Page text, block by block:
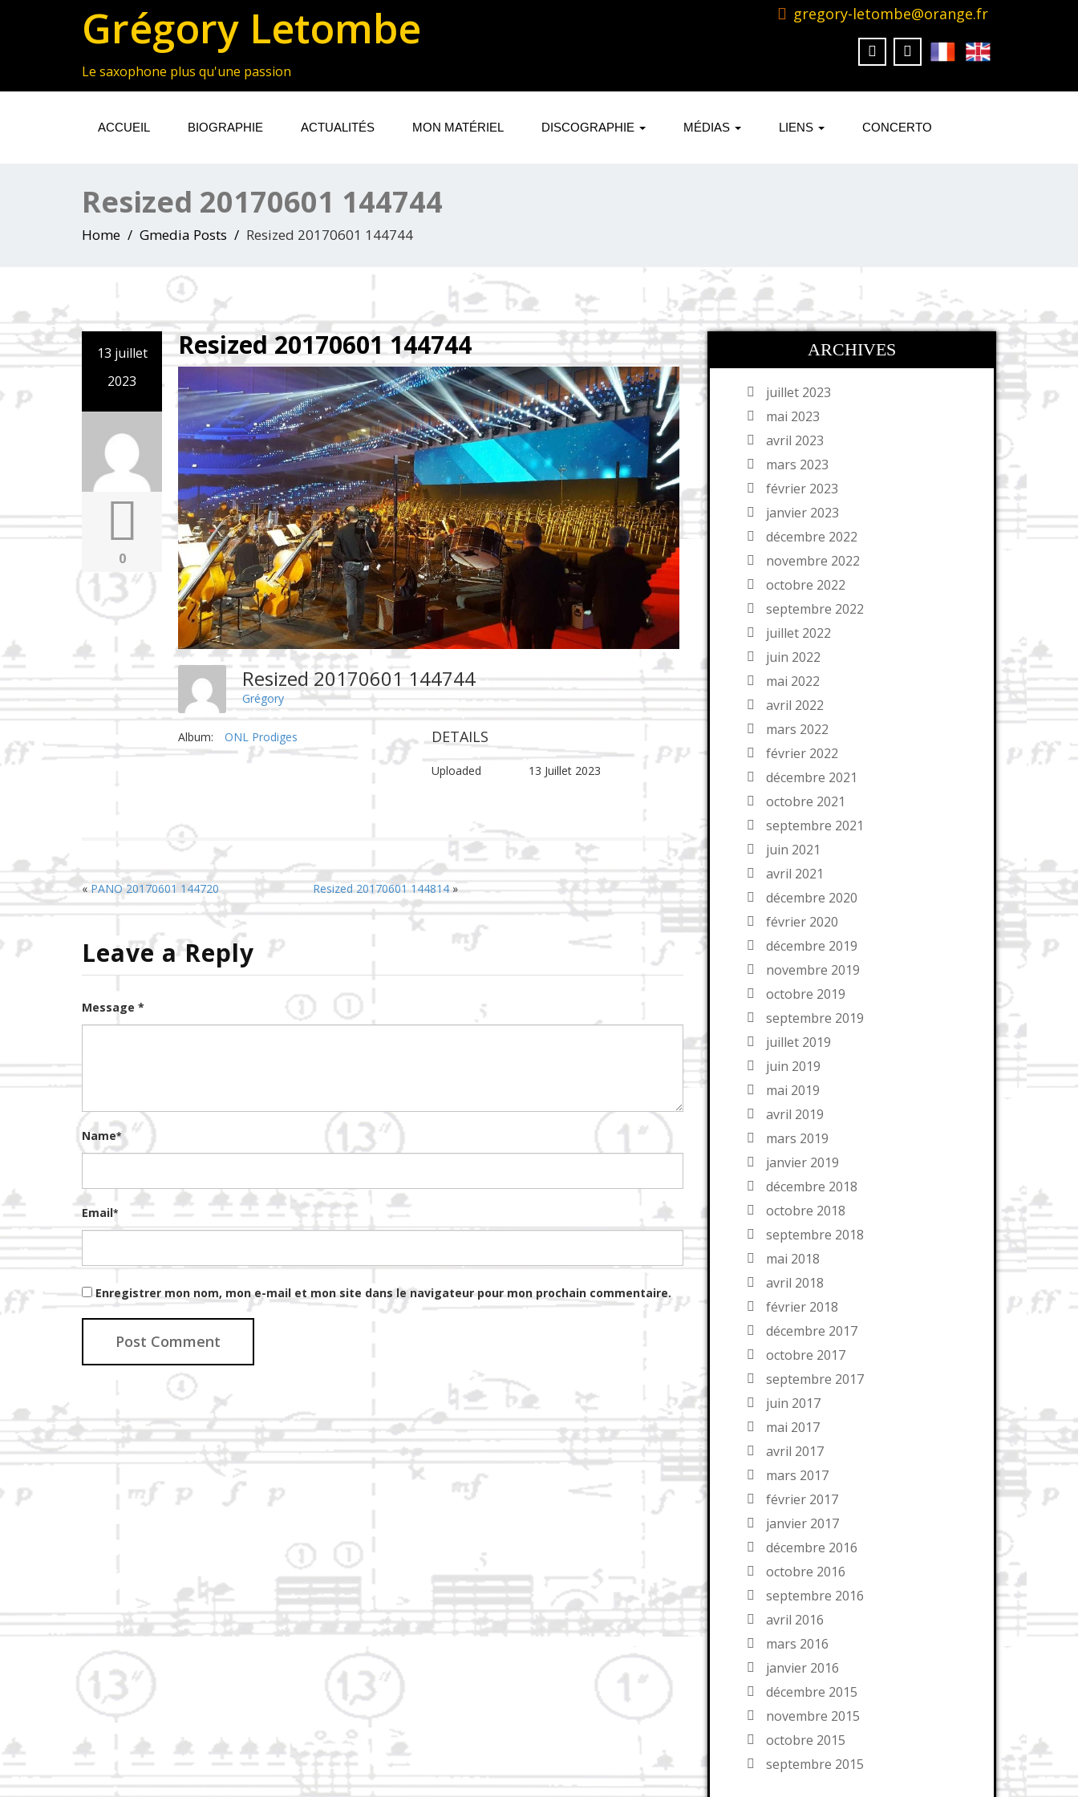
Grégory Letombe
Le saxophone plus qu'une passion
gregory-letombe@orange.fr
ACCUEIL BIOGRAPHIE ACTUALITÉS MON MATÉRIEL DISCOGRAPHIE MÉDIAS LIENS CONCERTO
Resized 20170601 144744
Home Gmedia Posts Resized 20170601 144744
13 juillet
2023
0
Resized 20170601 144744
Resized 20170601 144744
Grégory
Album: ONL Prodiges DETAILS
Uploaded 13 Juillet 2023
«PANO 20170601 144720 Resized 20170601 144814»
Leave a Reply
Message *
Name*
Email*
Enregistrer mon nom, mon e-mail et mon site dans le navigateur pour mon prochain commentaire.
ARCHIVES
juillet 2023
mai 2023
avril 2023
mars 2023
février 2023
janvier 2023
décembre 2022
novembre 2022
octobre 2022
septembre 2022
juillet 2022
juin 2022
mai 2022
avril 2022
mars 2022
février 2022
décembre 2021
octobre 2021
septembre 2021
juin 2021
avril 2021
décembre 2020
février 2020
décembre 2019
novembre 2019
octobre 2019
septembre 2019
juillet 2019
juin 2019
mai 2019
avril 2019
mars 2019
janvier 2019
décembre 2018
octobre 2018
septembre 2018
mai 2018
avril 2018
février 2018
décembre 2017
octobre 2017
septembre 2017
juin 2017
mai 2017
avril 2017
mars 2017
février 2017
janvier 2017
décembre 2016
octobre 2016
septembre 2016
avril 2016
mars 2016
janvier 2016
décembre 2015
novembre 2015
octobre 2015
septembre 2015